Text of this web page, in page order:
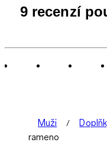
9 recenzí
Muži
rameno